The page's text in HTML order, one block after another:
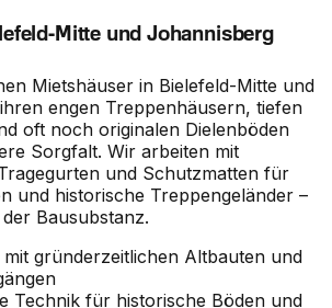
Mitte und Johannisberg
Mietshäuser in Bielefeld-Mitte und
engen Treppenhäusern, tiefen
oft noch originalen Dielenböden
Sorgfalt. Wir arbeiten mit
und Schutzmatten für
und historische Treppengeländer –
Bausubstanz.
gründerzeitlichen Altbauten und
Technik für historische Böden und